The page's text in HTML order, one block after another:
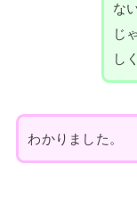
な
じ
し
わかりました。